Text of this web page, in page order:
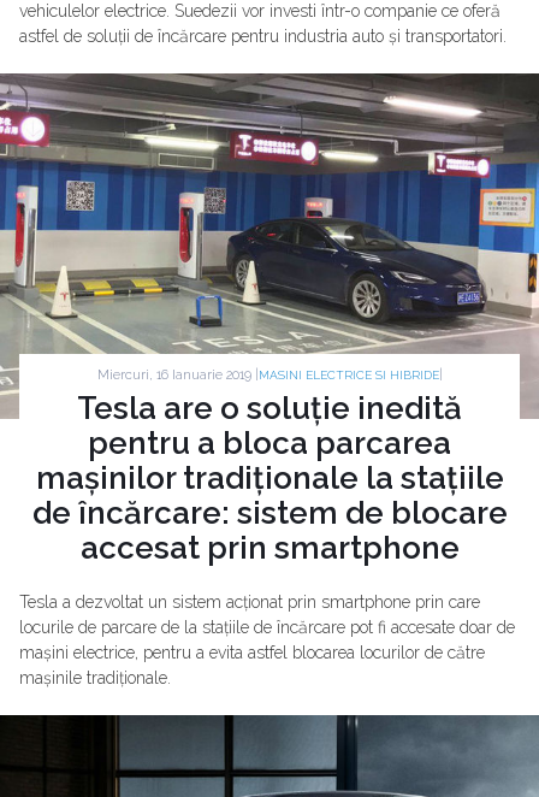
vehiculelor electrice. Suedezii vor investi într-o companie ce oferă
astfel de soluții de încărcare pentru industria auto și transportatori.
Miercuri, 16 Ianuarie 2019 | MASINI ELECTRICE SI HIBRIDE|
Tesla are o soluție inedită
pentru a bloca parcarea
mașinilor tradiționale la stațiile
de încărcare: sistem de blocare
accesat prin smartphone
Tesla a dezvoltat un sistem acționat prin smartphone prin care
locurile de parcare de la stațiile de încărcare pot fi accesate doar de
mașini electrice, pentru a evita astfel blocarea locurilor de către
mașinile tradiționale.